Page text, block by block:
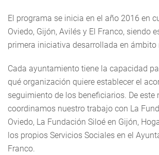
El programa se inicia en el año 2016 en
Oviedo, Gijón, Avilés y El Franco, siendo
primera iniciativa desarrollada en ámbito
Cada ayuntamiento tiene la capacidad
qué organización quiere establecer el
seguimiento de los beneficiarios. De este
coordinamos nuestro trabajo con La
Oviedo, La Fundación Siloé en Gijón,
los propios Servicios Sociales en el
Franco.